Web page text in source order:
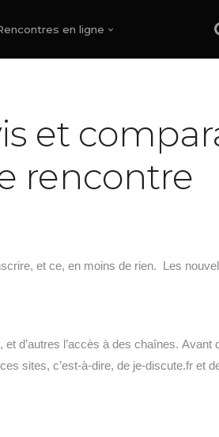
en ligne
et
rencontre
et ce, en moins de rien. Les
d’autres l’accès à des chaînes. Avant
sites, c’est-à-dire, de je-discute.fr et